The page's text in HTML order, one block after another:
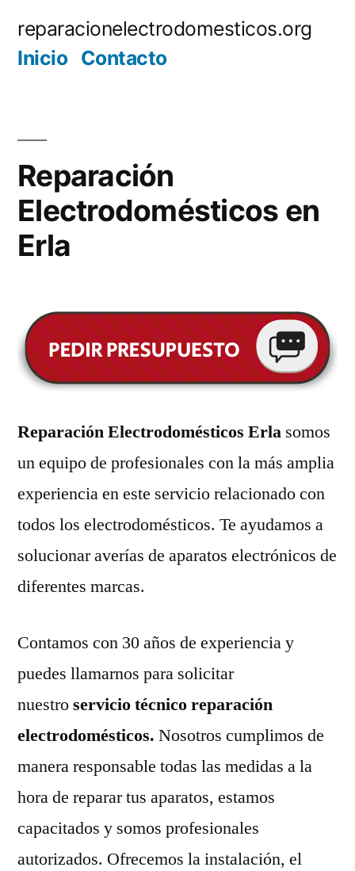
reparacionelectrodomesticos.org
Inicio Contacto
Reparación
Electrodomésticos en
Erla
Reparación Electrodomésticos Erla somos
un equipo de profesionales con la más amplia
experiencia en este servicio relacionado con
todos los electrodomésticos. Te ayudamos a
solucionar averías de aparatos electrónicos de
diferentes marcas.
Contamos con 30 años de experiencia y
puedes llamarnos para solicitar
nuestroservicio técnico reparación
electrodomésticos. Nosotros cumplimos de
manera responsable todas las medidas a la
hora de reparar tus aparatos, estamos
capacitados y somos profesionales
autorizados. Ofrecemos la instalación, el